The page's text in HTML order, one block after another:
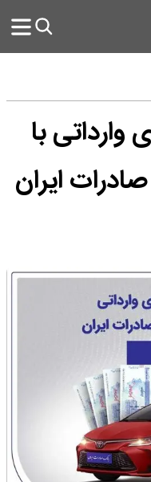
خودروی وارداتی با
ایران